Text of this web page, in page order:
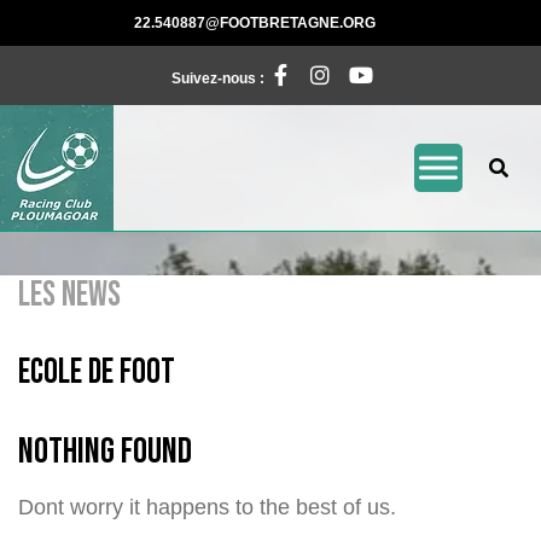
to
22.540887@FOOTBRETAGNE.ORG
Suivez-nous :
FacebookInstagramPinterest
LES NEWS
Ecole de foot
Nothing Found
Dont worry it happens to the best of us.